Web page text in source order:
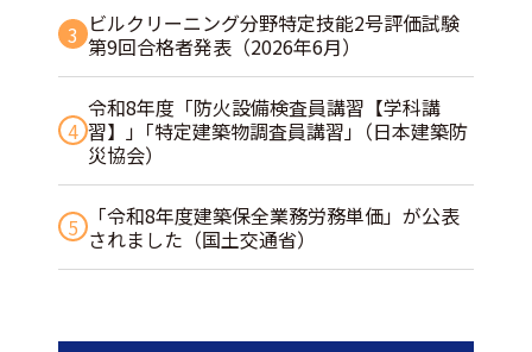
3 ビルクリーニング分野特定技能2号評価試験
第9回合格者発表（2026年6月）
4
令和8年度「防火設備検査員講習【学科講
習】」｢特定建築物調査員講習｣（日本建築防
災協会）
5
「令和8年度建築保全業務労務単価」が公表
されました（国土交通省）